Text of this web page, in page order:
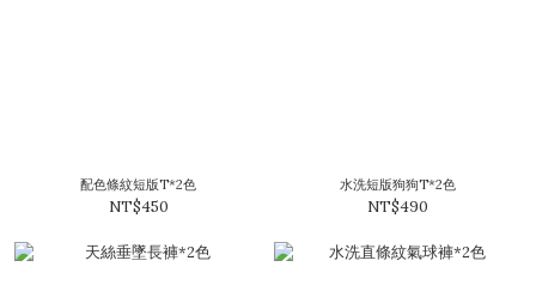
配色條紋短版T*2色
NT$450
水洗短版狗狗T*2色
NT$490